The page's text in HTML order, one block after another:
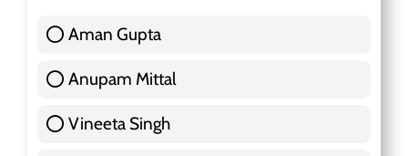
Aman Gupta
Anupam Mittal
Vineeta Singh